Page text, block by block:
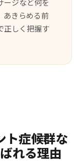
あきらめる前
正しく把握す
ト症候群な
れる理由